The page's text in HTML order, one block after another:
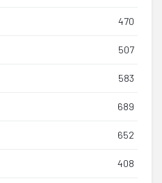
470
507
583
689
652
408